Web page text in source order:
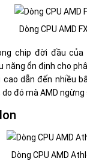
Dòng CPU AMD FX
chip đời đầu
năng ổn định cho
dẫn đến nhiều
đó mà AMD ngừng
Dòng CPU AMD